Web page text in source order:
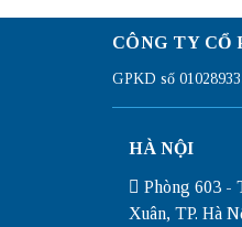
CÔNG TY CỔ
GPKD số
HÀ NỘI
Phòng 603 -
Xuân, TP. Hà